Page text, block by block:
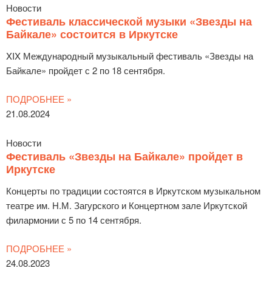
Новости
Фестиваль классической музыки «Звезды на
Байкале» состоится в Иркутске
XIX Международный музыкальный фестиваль «Звезды на
Байкале» пройдет с 2 по 18 сентября.
ПОДРОБНЕЕ »
21.08.2024
Новости
Фестиваль «Звезды на Байкале» пройдет в
Иркутске
Концерты по традиции состоятся в Иркутском музыкальном
театре им. Н.М. Загурского и Концертном зале Иркутской
филармонии с 5 по 14 сентября.
ПОДРОБНЕЕ »
24.08.2023